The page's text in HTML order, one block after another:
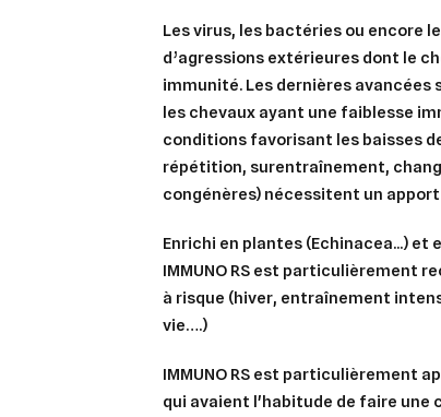
Les virus, les bactéries ou encore
d’agressions extérieures dont le
immunité. Les dernières
les chevaux ayant une faiblesse
conditions favorisant les baisses
répétition, surentraînement,
congénères) nécessitent un
Enrichi en plantes (Echinacea...)
IMMUNO RS est particulièrement
à risque (hiver, entraînement
vie….)
IMMUNO RS est particulièrement
qui avaient l'habitude de faire une